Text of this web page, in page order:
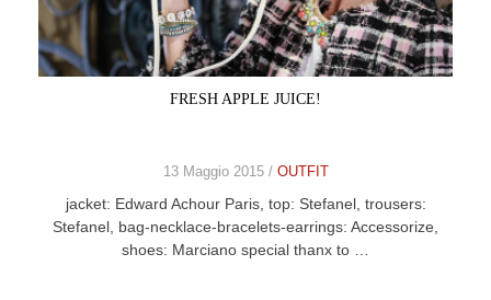
FRESH APPLE JUICE!
13 Maggio 2015 / OUTFIT
jacket: Edward Achour Paris, top: Stefanel, trousers:
Stefanel, bag-necklace-bracelets-earrings: Accessorize,
shoes: Marciano special thanx to …